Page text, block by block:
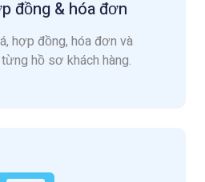
đồng & hóa đơn
hợp đồng, hóa đơn và
hồ sơ khách hàng.